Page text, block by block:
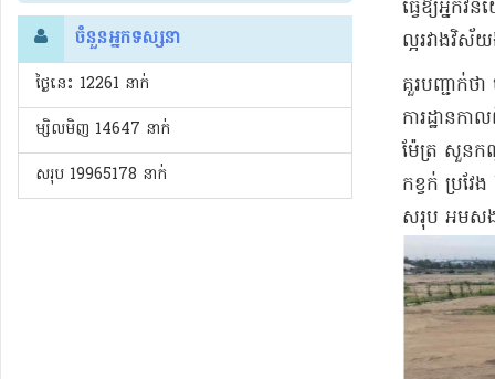
ចំនួនអ្នកទស្សនា
ថ្ងៃនេះ​ 12261 នាក់
ម្សិលមិញ 14647 នាក់
សរុប 19965178 នាក់
ធ្វើឱ្យ​អ្នក
ល្អ​រវាង​វិស័
គួរ​បញ្ជាក់
ការដ្ឋាន​ក
ម៉ែត្រ សួន​ក
កខ្វក់ ប្រវ
សរុប អម​សង